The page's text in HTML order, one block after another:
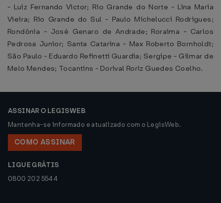
- Luiz Fernando Victor; Rio Grande do Norte - Lina Maria
Vieira; Rio Grande do Sul - Paulo Michelucci Rodrigues;
Rondônia - José Genaro de Andrade; Roraima - Carlos
Pedrosa Junior; Santa Catarina - Max Roberto Bornholdt;
São Paulo - Eduardo Refinetti Guardia; Sergipe - Gilmar de
Melo Mendes; Tocantins - Dorival Roriz Guedes Coelho.
ASSINAR O LEGISWEB
Mantenha-se informado e atualizado com o LegisWeb.
COMO ASSINAR
LIGUE GRÁTIS
0800 202 5544